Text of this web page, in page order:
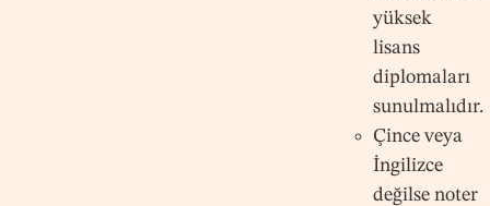
yüksek
lisans
diplomaları
sunulmalıdır.
Çince veya
İngilizce
değilse noter